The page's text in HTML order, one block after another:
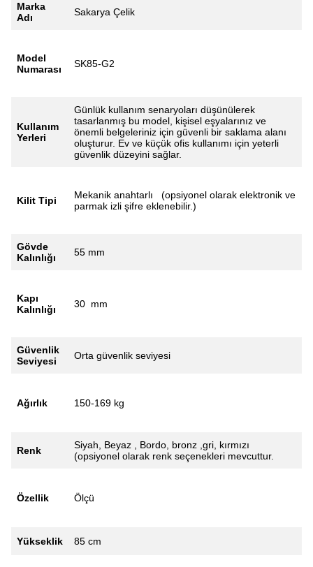
Marka
Adı
Sakarya Çelik
Model
Numarası
SK85-G2
Kullanım
Yerleri
Günlük kullanım senaryoları düşünülerek
tasarlanmış bu model, kişisel eşyalarınız ve
önemli belgeleriniz için güvenli bir saklama alanı
oluşturur. Ev ve küçük ofis kullanımı için yeterli
güvenlik düzeyini sağlar.
Kilit Tipi
Mekanik anahtarlı (opsiyonel olarak elektronik ve
parmak izli şifre eklenebilir.)
Gövde
Kalınlığı
55 mm
Kapı
Kalınlığı
30 mm
Güvenlik
Seviyesi
Orta güvenlik seviyesi
Ağırlık 150-169 kg
Renk
Siyah, Beyaz , Bordo, bronz ,gri, kırmızı
(opsiyonel olarak renk seçenekleri mevcuttur.
Özellik Ölçü
Yükseklik 85 cm